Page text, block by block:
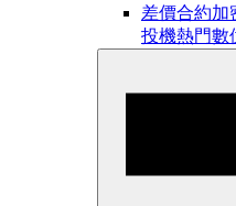
差價合約加
投機熱門數